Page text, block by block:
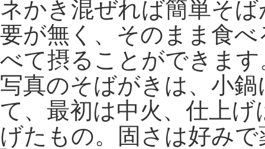
ネかき混ぜれば簡単そ
要が無く、そのまま食
べて摂ることができます
写真のそばがきは、小
て、最初は中火、仕上
げたもの。固さは好み